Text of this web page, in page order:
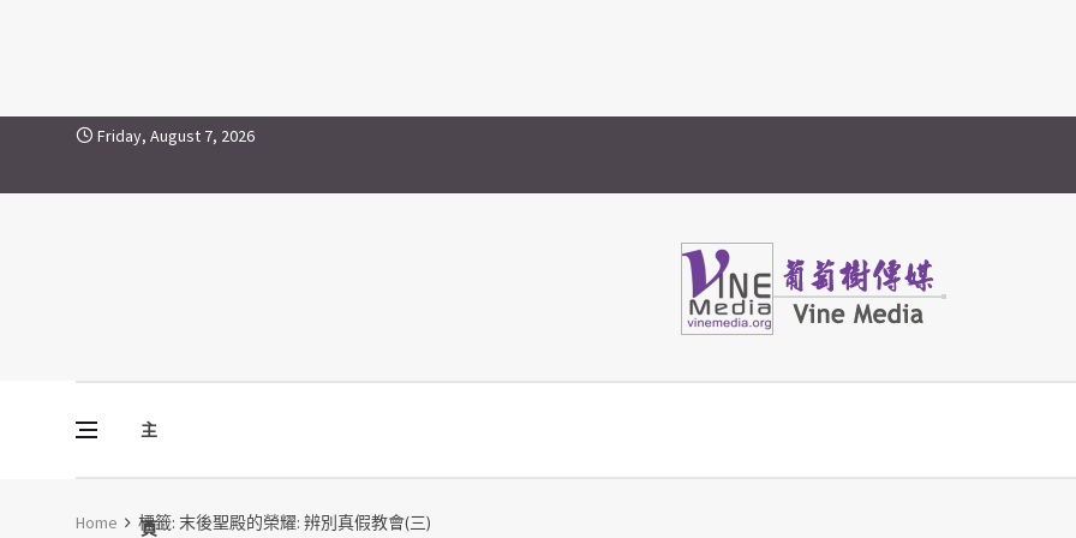
Skip to content
末後聖殿的榮耀: 辨別真假教會(三)
Friday, August 7, 2026
主
頁
Vine Media
葡萄樹傳媒
Home 標籤: 末後聖殿的榮耀: 辨別真假教會(三)